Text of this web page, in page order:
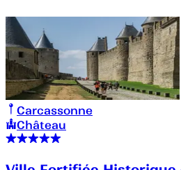
Carcassonne
Château